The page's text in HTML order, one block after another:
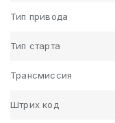
Тип привода
Тип старта
Трансмиссия
Штрих код